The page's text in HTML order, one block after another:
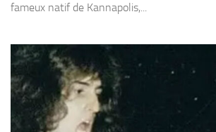
fameux natif de Kannapolis,...